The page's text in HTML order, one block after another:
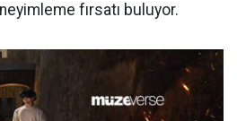
fırsatı buluyor.